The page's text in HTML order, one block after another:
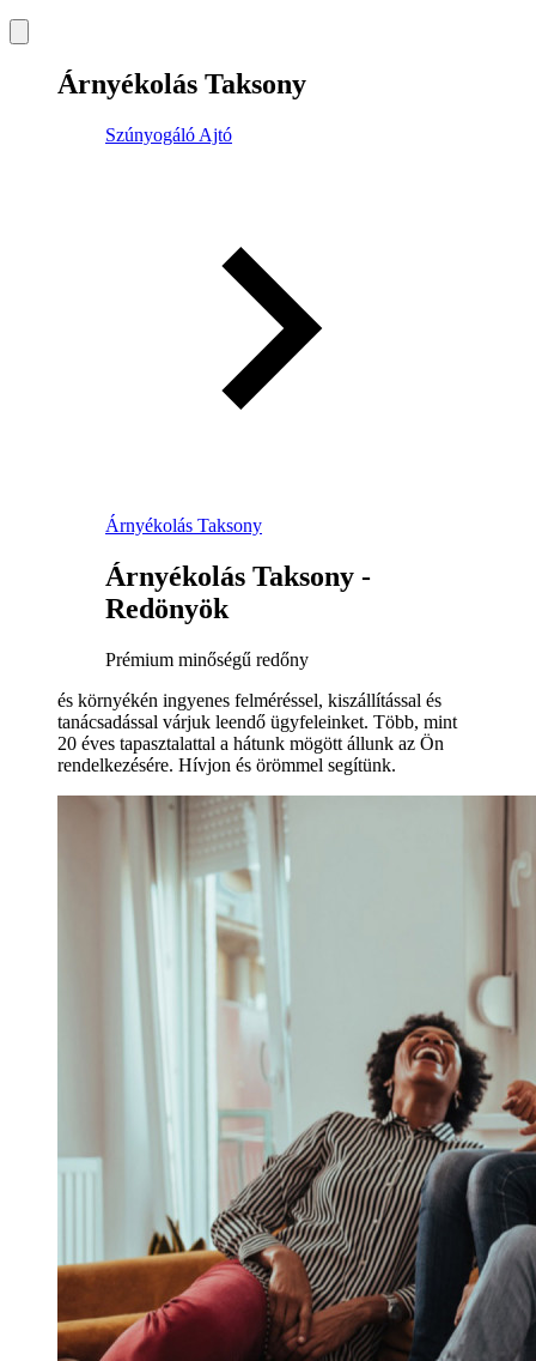
Árnyékolás Taksony
Szúnyogáló Ajtó
Árnyékolás Taksony
Árnyékolás Taksony -
Redönyök
Prémium minőségű redőny
és környékén ingyenes felméréssel, kiszállítással és
tanácsadással várjuk leendő ügyfeleinket. Több, mint
20 éves tapasztalattal a hátunk mögött állunk az Ön
rendelkezésére. Hívjon és örömmel segítünk.